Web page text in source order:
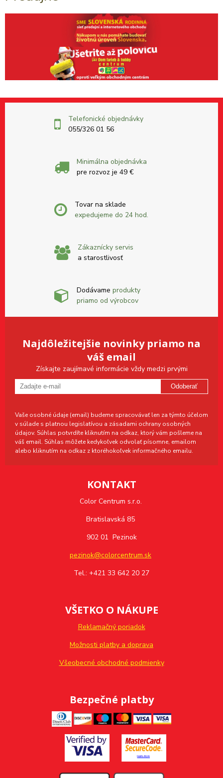
Telefonické objednávky
055/326 01 56
Minimálna objednávka
pre rozvoz je 49 €
Tovar na sklade
expedujeme do 24 hod.
Zákaznícky servis
a starostlivosť
Dodávame produkty
priamo od výrobcov
Najdôležitejšie novinky priamo na
váš email
Získajte zaujímavé informácie vždy medzi prvými
Odoberať
Vaše osobné údaje (email) budeme spracovávať len za týmto účelom
v súlade s platnou legislatívou a zásadami ochrany osobných
údajov. Súhlas potvrdíte kliknutím na odkaz, ktorý vám pošleme na
váš email. Súhlas môžete kedykoľvek odvolať písomne, emailom
alebo kliknutím na odkaz z ktoréhokoľvek informačného emailu.
KONTAKT
Color Centrum s.r.o.
Bratislavská 85
902 01 Pezinok
pezinok@colorcentrum.sk
Tel.: +421 33 642 20 27
VŠETKO O NÁKUPE
Reklamačný poriadok
Možnosti platby a doprava
Všeobecné obchodné podmienky
Bezpečné platby